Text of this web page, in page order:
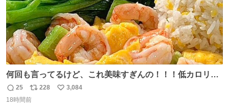
何回も言ってるけど、これ美味すぎんの！！！低カロリー
で満足感エグいから一生食べてる😭
返
信
25
リ
ポ
228
い
3,084
18時間前